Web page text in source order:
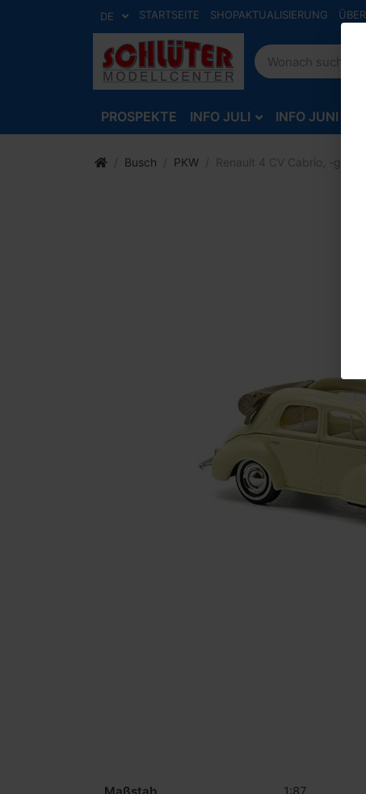
DE STARTSEITE SHOPAKTUALISIERUNG
PROSPEKTE INFO JULI INFO JUNI
Busch PKW Renault 4 CV Cabrio, -gelb-
Maßstab 1:87